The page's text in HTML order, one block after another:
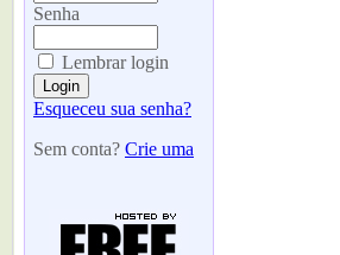
Senha
Lembrar login
Esqueceu sua senha?
Sem conta? Crie uma